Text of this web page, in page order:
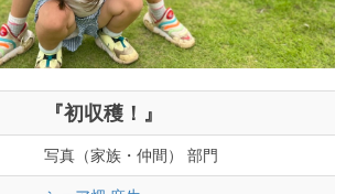
『初収穫！』
写真（家族・仲間） 部門